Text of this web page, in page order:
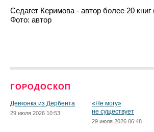
Седагет Керимова - автор более 20
Фото: автор
ГОРОДОСКОП
Девчонка из Дербента
29 июля 2026 10:53
«Не могу»
не существует
29 июля 2026 06:48